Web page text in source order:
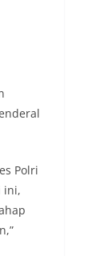
Polri
ini,